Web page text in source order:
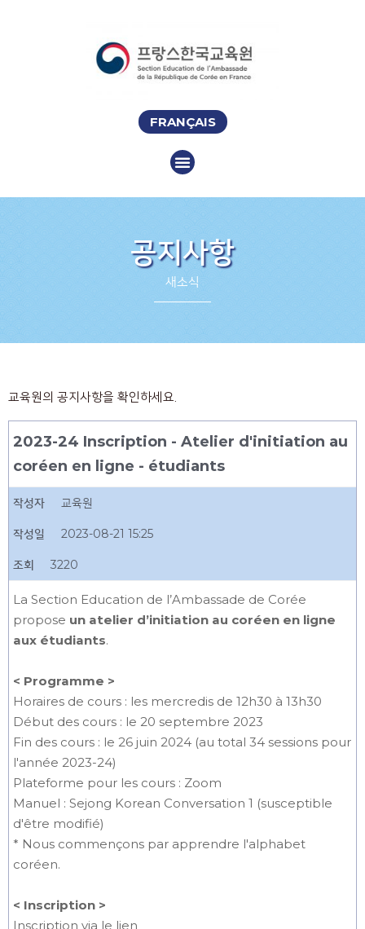
FRANÇAIS
공지사항
새소식
교육원의 공지사항을 확인하세요.
2023-24 Inscription - Atelier d'initiation au
coréen en ligne - étudiants
작성자 교육원
작성일 2023-08-21 15:25
조회 3220
La Section Education de l’Ambassade de Corée
propose un atelier d’initiation au coréen en ligne
aux étudiants.
< Programme >
Horaires de cours : les mercredis de 12h30 à 13h30
Début des cours : le 20 septembre 2023
Fin des cours : le 26 juin 2024 (au total 34 sessions pour
l'année 2023-24)
Plateforme pour les cours : Zoom
Manuel : Sejong Korean Conversation 1 (susceptible
d'être modifié)
* Nous commençons par apprendre l'alphabet
coréen.
< Inscription >
Inscription via le lien